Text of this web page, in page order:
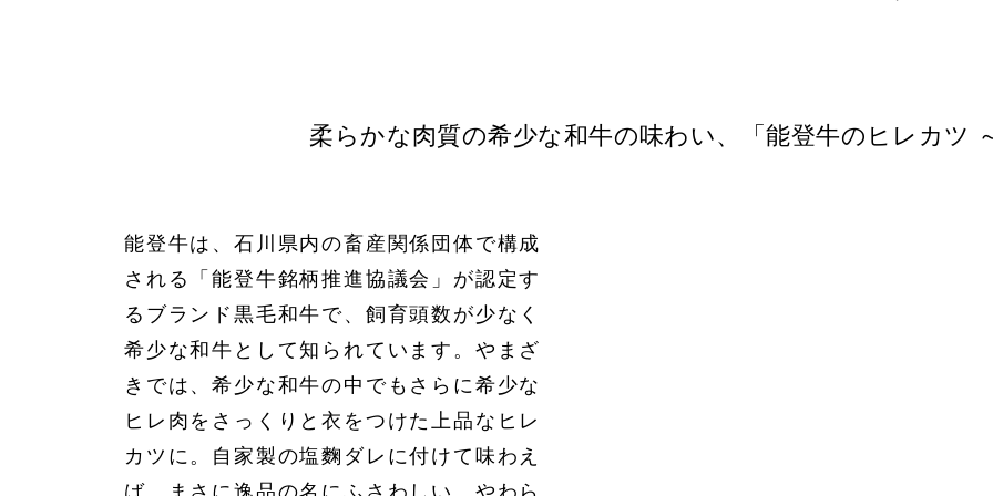
柔らかな肉質の希少な和牛の味わい、「能登牛のヒレカツ
能登牛は、石川県内の畜産関係団体で構成
される「能登牛銘柄推進協議会」が認定す
るブランド黒毛和牛で、飼育頭数が少なく
希少な和牛として知られています。やまざ
きでは、希少な和牛の中でもさらに希少な
ヒレ肉をさっくりと衣をつけた上品なヒレ
カツに。自家製の塩麴ダレに付けて味わえ
ば、まさに逸品の名にふさわしい、やわら